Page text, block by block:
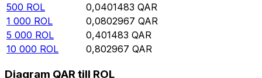
500 ROL 0,0401483 QAR
1 000 ROL 0,0802967 QAR
5 000 ROL 0,401483 QAR
10 000 ROL 0,802967 QAR
Diagram QAR till ROL